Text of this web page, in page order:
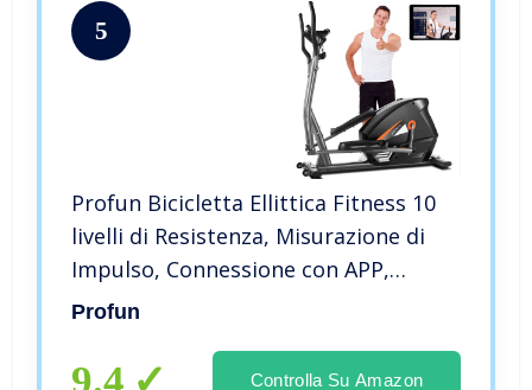
5
Profun Bicicletta Ellittica Fitness 10
livelli di Resistenza, Misurazione di
Impulso, Connessione con APP,
Monitor LCD, Volano Inerzia 7kg, Max
Profun
Controlla Su Amazon